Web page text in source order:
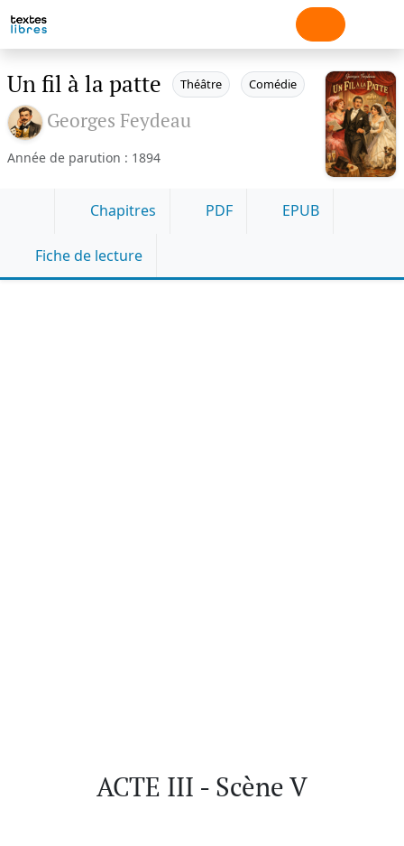
Un fil à la patte Théâtre Comédie
Georges Feydeau
Année de parution : 1894
Chapitres PDF EPUB
Fiche de lecture
ACTE III - Scène V